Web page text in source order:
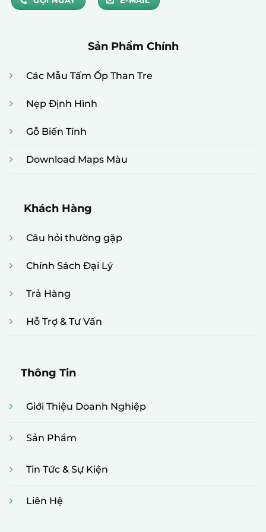
Sản Phẩm Chính
Các Mẫu Tấm Ốp Than Tre
Nẹp Định Hình
Gỗ Biến Tính
Download Maps Màu
Khách Hàng
Câu hỏi thường gặp
Chính Sách Đại Lý
Trả Hàng
Hỗ Trợ & Tư Vấn
Thông Tin
Giới Thiệu Doanh Nghiệp
Sản Phẩm
Tin Tức & Sự Kiện
Liên Hệ